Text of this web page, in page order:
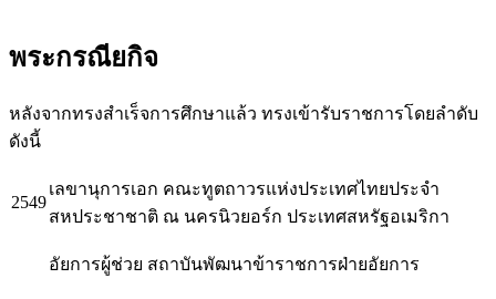
พระกรณียกิจ
หลังจากทรงสำเร็จการศึกษาแล้ว ทรงเข้ารับราชการโดยลำดับ
ดังนี้
2549
เลขานุการเอก คณะทูตถาวรแห่งประเทศไทยประจำ
สหประชาชาติ ณ นครนิวยอร์ก ประเทศสหรัฐอเมริกา
อัยการผู้ช่วย สถาบันพัฒนาข้าราชการฝ่ายอัยการ